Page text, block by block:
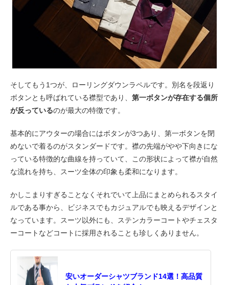
そしてもう1つが、ローリングダウンラペルです。別名を段返り
ボタンとも呼ばれている襟型であり、 第一ボタンが存在する個所
が反っているのが最大の特徴です。
基本的にアウターの場合にはボタンが3つあり、第一ボタンを閉
めないで着るのがスタンダードです。襟の先端がやや下向きにな
っている特徴的な曲線を持っていて、この形状によって襟が自然
な流れを持ち、スーツ全体の印象も柔和になります。
かしこまりすぎることなくそれでいて上品にまとめられるスタイ
ルである事から、ビジネスでもカジュアルでも映えるデザインと
なっています。スーツ以外にも、ステンカラーコートやチェスタ
ーコートなどコートに採用されることも珍しくありません。
安いオーダーシャツブランド14選！高品質